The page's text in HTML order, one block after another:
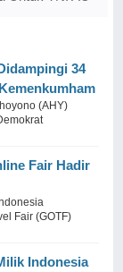
34
(AHY)
Fair Hadir
Fair (GOTF)
Indonesia